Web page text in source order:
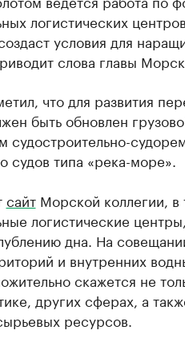
логистических
условия для
слова главы
что для развития
быть обновлен
судостроительно-
судов типа «река-море».
сайтМорской коллегии, в
логистические
дна. На
и внутренних
скажется не
других сферах, а
ресурсов.